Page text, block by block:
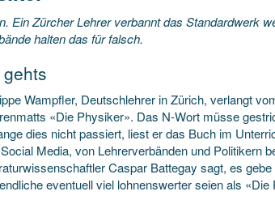
Ein Zürcher Lehrer verbannt das Standardwerk
halten das für falsch.
Wampfler, Deutschlehrer in Zürich, verlangt
«Die Physiker». Das N-Wort müsse
dies nicht passiert, liest er das Buch im
Media, von Lehrerverbänden und Politikern
Caspar Battegay sagt, es
eventuell viel lohnenswerter seien als «Die